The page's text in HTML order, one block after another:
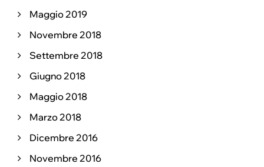
Maggio 2019
Novembre 2018
Settembre 2018
Giugno 2018
Maggio 2018
Marzo 2018
Dicembre 2016
Novembre 2016